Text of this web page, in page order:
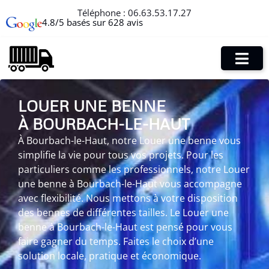
Téléphone : 06.63.53.17.27
4.8/5 basés sur 628 avis
LOUER UNE BENNE
À BOURBACH-LE-HAUT
À Bourbach-le-Haut, notre Louer une benne vous
simplifie la vie pour tous vos projets. Pour les
particuliers comme les professionnels, notre Louer
une benne à Bourbach-le-Haut vous accompagne
avec flexibilité. Nous mettons à votre disposition
des bennes de différentes tailles. Le Louer une
benne à Bourbach-le-Haut est pensé pour vous
faire gagner du temps. Faites le choix d’une
solution locale, pratique et économique.